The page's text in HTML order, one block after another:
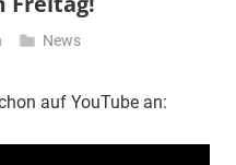
News
auf YouTube an: